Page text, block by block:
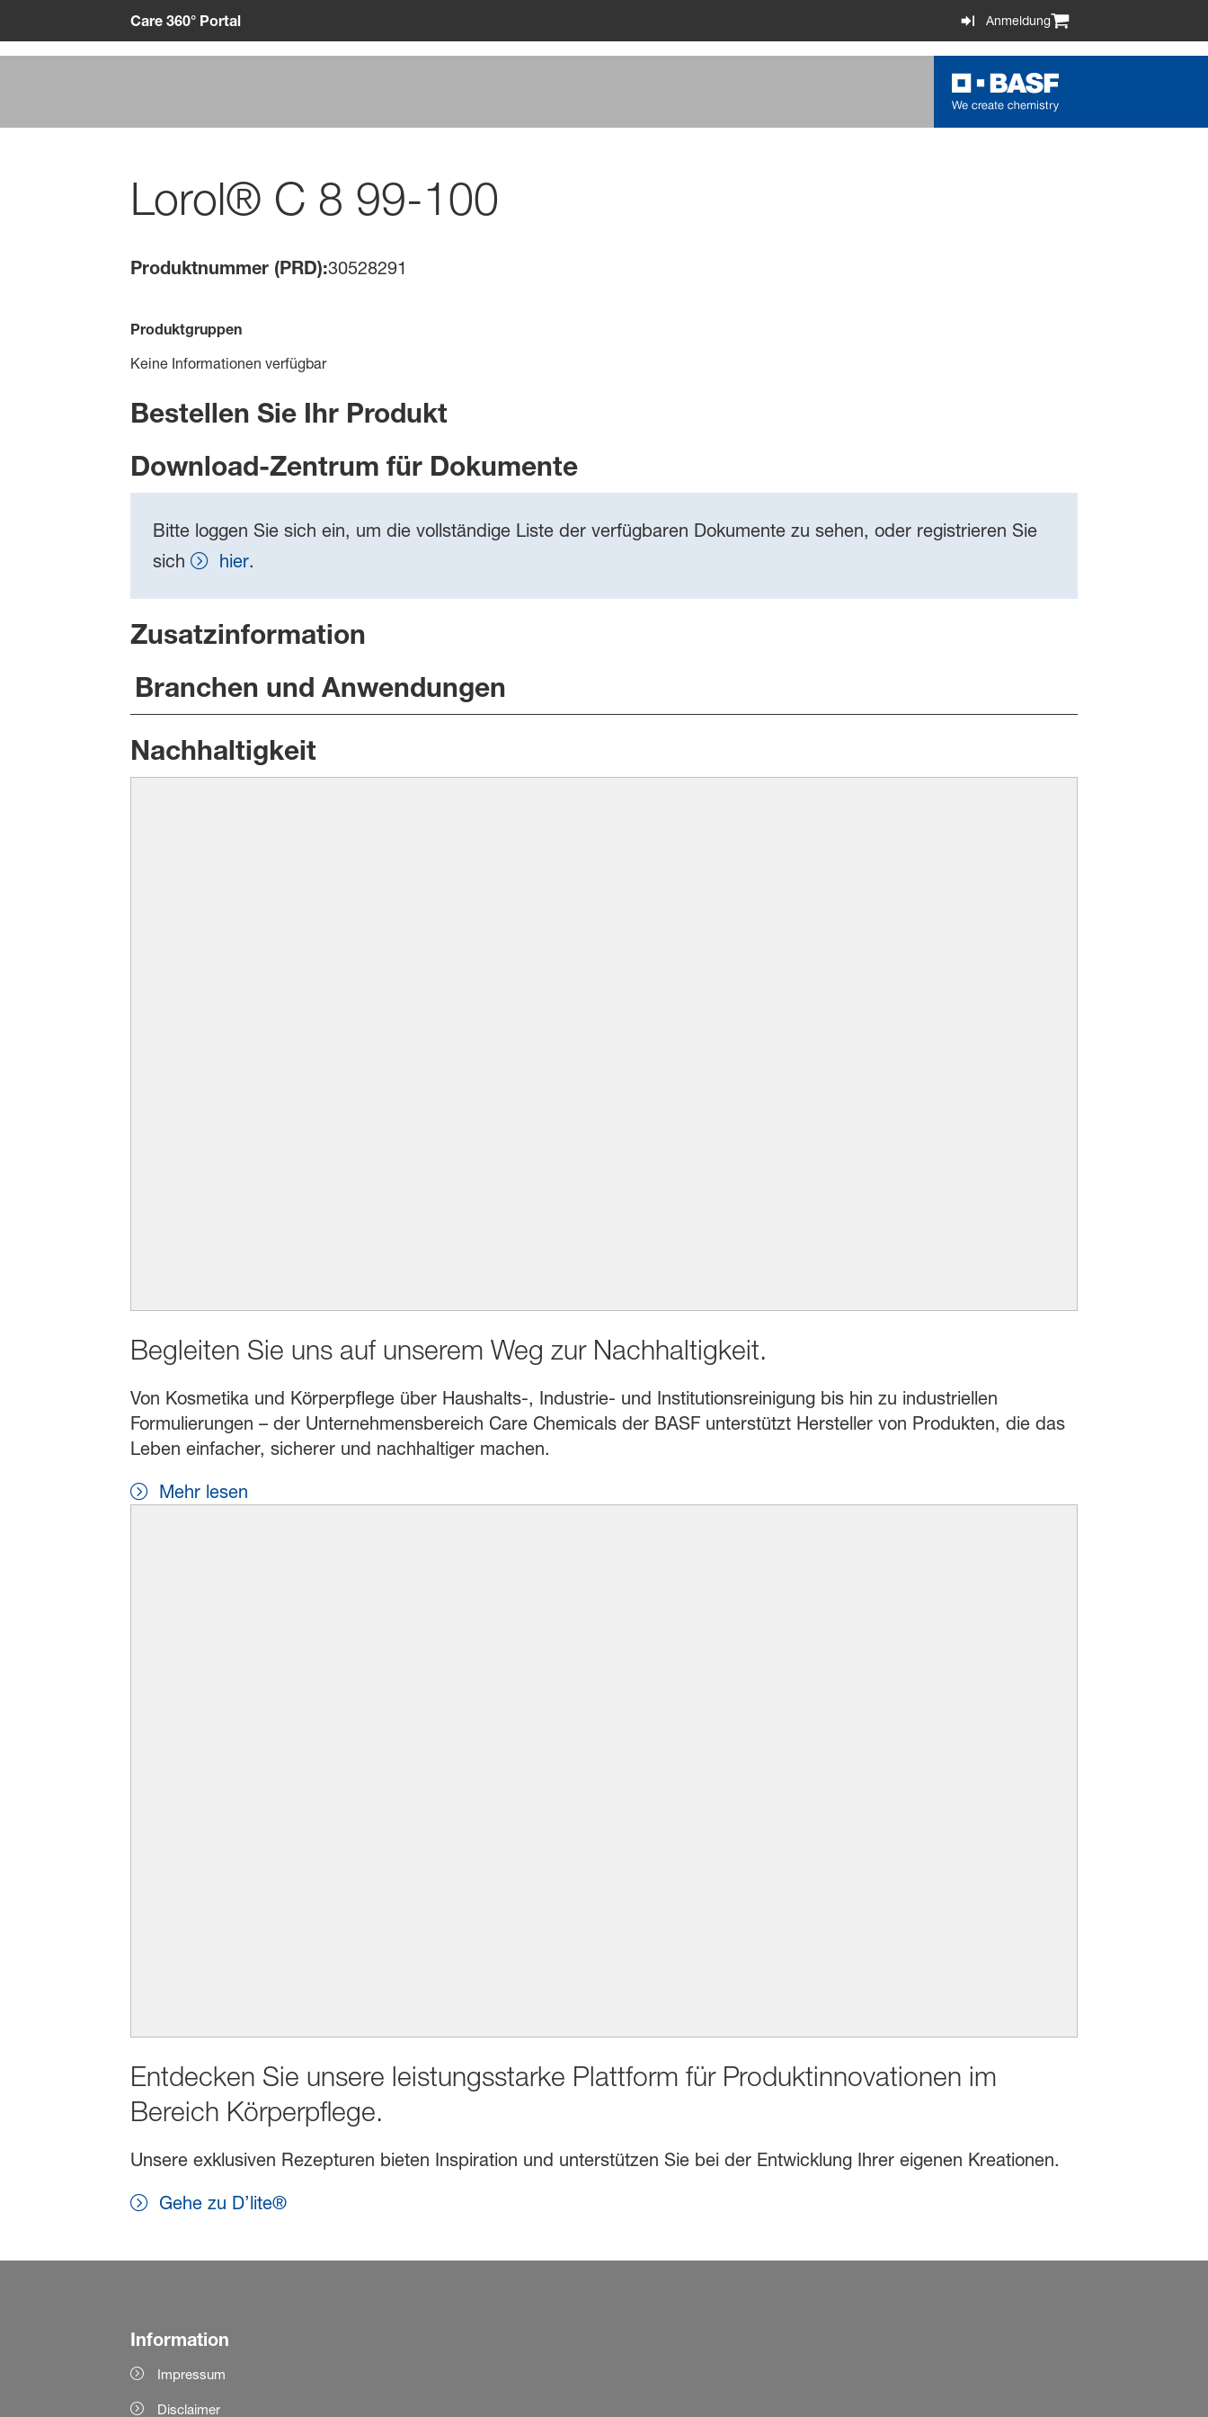
Care 360° Portal Anmeldung
Lorol® C 8 99-100
Produktnummer (PRD):30528291
Produktgruppen
Keine Informationen verfügbar
Bestellen Sie Ihr Produkt
Download-Zentrum für Dokumente
Bitte loggen Sie sich ein, um die vollständige Liste der verfügbaren Dokumente zu sehen, oder registrieren Sie
sich
hier.
Zusatzinformation
Branchen und Anwendungen
Nachhaltigkeit
Begleiten Sie uns auf unserem Weg zur Nachhaltigkeit.
Von Kosmetika und Körperpflege über Haushalts-, Industrie- und Institutionsreinigung bis hin zu industriellen
Formulierungen – der Unternehmensbereich Care Chemicals der BASF unterstützt Hersteller von Produkten, die das
Leben einfacher, sicherer und nachhaltiger machen.
Mehr lesen
Entdecken Sie unsere leistungsstarke Plattform für Produktinnovationen im
Bereich Körperpflege.
Unsere exklusiven Rezepturen bieten Inspiration und unterstützen Sie bei der Entwicklung Ihrer eigenen Kreationen.
Gehe zu D’lite®
Information
Impressum
Disclaimer